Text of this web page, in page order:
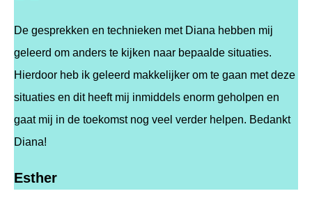
De gesprekken en technieken met Diana hebben mij
geleerd om anders te kijken naar bepaalde situaties.
Hierdoor heb ik geleerd makkelijker om te gaan met deze
situaties en dit heeft mij inmiddels enorm geholpen en
gaat mij in de toekomst nog veel verder helpen. Bedankt
Diana!
Esther